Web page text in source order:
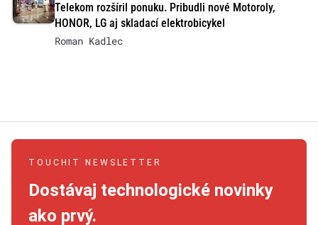
Telekom rozšíril ponuku. Pribudli nové Motoroly,
HONOR, LG aj skladací elektrobicykel
Roman Kadlec
TOUCHIT NEWSLETTER
Dostávaj technologické novinky
ako prvý.